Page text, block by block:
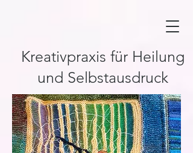
Kreativpraxis für Heilung
und Selbstausdruck